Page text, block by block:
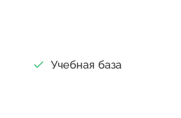
Учебная база